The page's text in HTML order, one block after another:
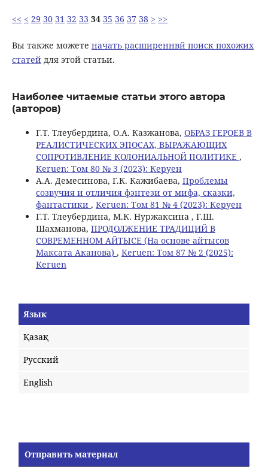
<< < 29 30 31 32 33 34 35 36 37 38 > >>
Вы также можете начать расширеннвй поиск похожих
статейдля этой статьи.
Наиболее читаемые статьи этого автора
(авторов)
Г.Т. Тлеубердина, О.А. Казжанова, ОБРАЗ ГЕРОЕВ В
РЕАЛИСТИЧЕСКИХ ЭПОСАХ, ВЫРАЖАЮЩИХ
СОПРОТИВЛЕНИЕ КОЛОНИАЛЬНОЙ ПОЛИТИКЕ ,
Keruen: Том 80 № 3 (2023): Керуен
А.А. Демесинова, Г.К. Кажибаева, Проблемы
созвучия и отличия фэнтези от мифа, сказки,
фантастики , Keruen: Том 81 № 4 (2023): Керуен
Г.Т. Тлеубердина, М.К. Нуржаксина , Г.Ш.
Шахманова, ПРОДОЛЖЕНИЕ ТРАДИЦИЙ В
СОВРЕМЕННОМ АЙТЫСЕ (На основе айтысов
Максата Аканова) , Keruen: Том 87 № 2 (2025):
Keruen
Язык
Қазақ
Русский
English
Отправить материал